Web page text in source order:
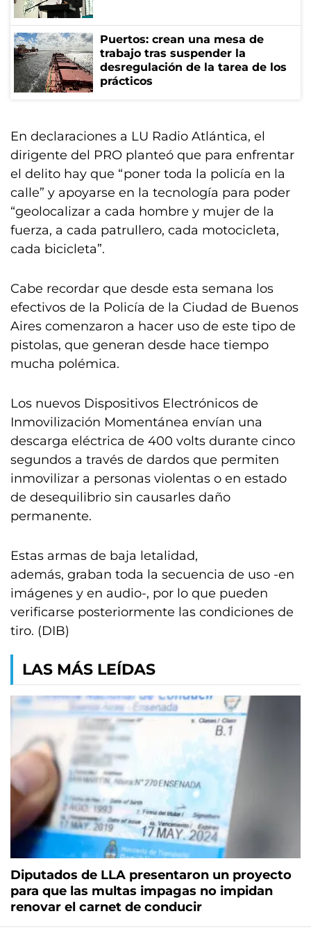
Puertos: crean una mesa de
trabajo tras suspender la
desregulación de la tarea de los
prácticos
En declaraciones a LU Radio Atlántica, el
dirigente del PRO planteó que para enfrentar
el delito hay que “poner toda la policía en la
calle” y apoyarse en la tecnología para poder
“geolocalizar a cada hombre y mujer de la
fuerza, a cada patrullero, cada motocicleta,
cada bicicleta”.
Cabe recordar que desde esta semana los
efectivos de la Policía de la Ciudad de Buenos
Aires comenzaron a hacer uso de este tipo de
pistolas, que generan desde hace tiempo
mucha polémica.
Los nuevos Dispositivos Electrónicos de
Inmovilización Momentánea envían una
descarga eléctrica de 400 volts durante cinco
segundos a través de dardos que permiten
inmovilizar a personas violentas o en estado
de desequilibrio sin causarles daño
permanente.
Estas armas de baja letalidad,
además, graban toda la secuencia de uso -en
imágenes y en audio-, por lo que pueden
verificarse posteriormente las condiciones de
tiro. (DIB)
LAS MÁS LEÍDAS
Diputados de LLA presentaron un proyecto
para que las multas impagas no impidan
renovar el carnet de conducir